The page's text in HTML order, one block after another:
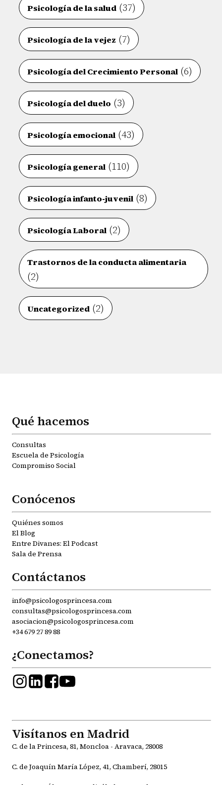
Psicología de la salud (37)
Psicología de la vejez (7)
Psicología del Crecimiento Personal (6)
Psicología del duelo (3)
Psicología emocional (43)
Psicología general (110)
Psicología infanto-juvenil (8)
Psicología Laboral (2)
Trastornos de la conducta alimentaria
(2)
Uncategorized (2)
Qué hacemos
Consultas
Escuela de Psicología
Compromiso Social
Conócenos
Quiénes somos
El Blog
Entre Divanes: El Podcast
Sala de Prensa
Contáctanos
info@psicologosprincesa.com
consultas@psicologosprincesa.com
asociacion@psicologosprincesa.com
+34 679 27 89 88
¿Conectamos?
Visítanos en Madrid
C. de la Princesa, 81, Moncloa - Aravaca, 28008
C. de Joaquín María López, 41, Chamberí, 28015